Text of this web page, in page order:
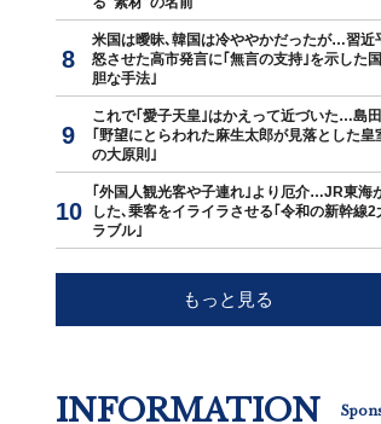
米国は曖昧､韓国は冷ややかだったが…習近
怒させた高市発言に｢無言の支持｣を示した
胆な手法｣
これで｢愛子天皇｣はかえって近づいた…島
｢野望にとらわれた麻生太郎が見落とした皇
の大原則｣
｢外国人観光客や子連れ｣より厄介…JR東海
した､乗客をイライラさせる｢令和の新幹線2
ラブル｣
もっと見る
INFORMATION